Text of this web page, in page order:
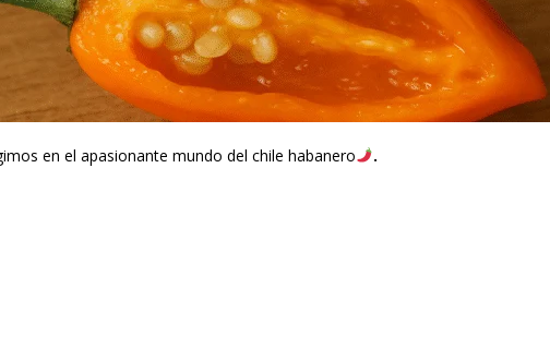
en el apasionante mundo del chile habanero .